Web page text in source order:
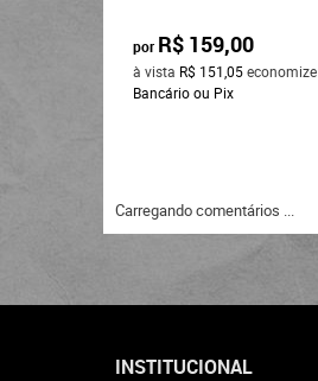
por R$ 159,00
à vista R$ 151,05economize
Bancário ou Pix
Carregando comentários ...
INSTITUCIONAL